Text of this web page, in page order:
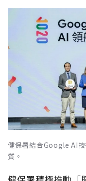
健保署結合Google AI
質。